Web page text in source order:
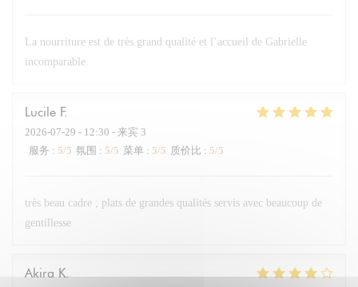
La nourriture est de très grand qualité et l’accueil de Gabrielle
incomparable.
Lucile F
2026-07-29 - 12:30 - 来宾 3
服务 : 5/5 氛围 : 5/5 菜单 : 5/5 质价比 : 5/5
très beau cadre ; plats de grandes qualités servis avec beaucoup de
gentillesse
Akira K